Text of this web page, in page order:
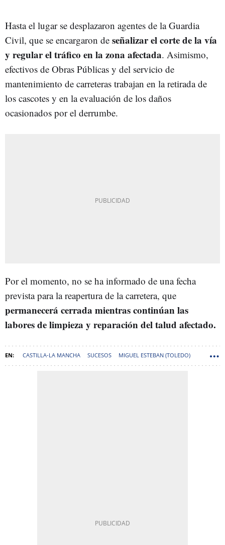
Hasta el lugar se desplazaron agentes de la Guardia
Civil, que se encargaron de señalizar el corte de la vía
y regular el tráfico en la zona afectada. Asimismo,
efectivos de Obras Públicas y del servicio de
mantenimiento de carreteras trabajan en la retirada de
los cascotes y en la evaluación de los daños
ocasionados por el derrumbe.
Por el momento, no se ha informado de una fecha
prevista para la reapertura de la carretera, que
permanecerá cerrada mientras continúan las
labores de limpieza y reparación del talud afectado.
CASTILLA-LA MANCHA SUCESOS MIGUEL ESTEBAN (TOLEDO)